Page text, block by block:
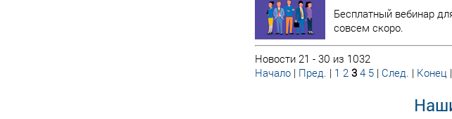
Бесплатный вебинар
совсем скоро.
Новости 21 - 30 из 1032
Начало | Пред. | 1 2 3 4 5 | След. | Конец |